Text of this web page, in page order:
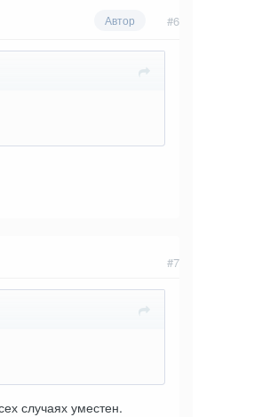
Автор #6
#7
случаях уместен.